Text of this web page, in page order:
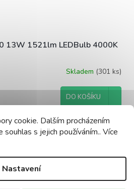
cookie. Dalším procházením
s jejich používáním.. Více
Nastavení
13W 1521lm LEDBulb 4000K
Skladem (301 ks)
DO KOŠÍKU
SOUVISEJÍCÍ PRODUKTY
Diskuze